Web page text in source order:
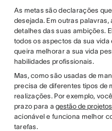
As metas são declarações
desejada. Em outras palavras,
detalhes das suas ambições.
todos os aspectos da sua
queira melhorar a sua vida
habilidades profissionais.
Mas, como são usadas de
precisa de diferentes tipos de
realizações. Por exemplo,
prazo para agestão de projetos
acionável e funciona melhor
tarefas.